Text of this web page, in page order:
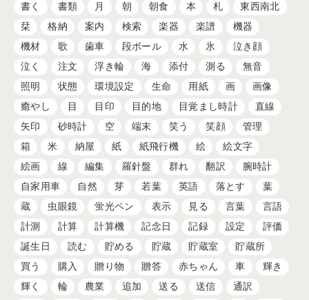
書く
書類 月 朝 朝食 本 札
東西南北
栞
格納 案内 検索 楽器 楽譜
機器
機材
歌 歯車 段ボール 水 氷
泣き顔
泣く
注文 浮き輪 海 添付 測る
無音
照明
状態 環境設定 生命 用紙 画
画像
癒やし
目 目印 目的地 目覚まし時計
直線
矢印
砂時計 空 端末 笑う 笑顔
管理
箱
米 納屋 紙 紙飛行機 絵
絵文字
絵画
線 編集 羅針盤 群れ 翻訳
腕時計
自家用車
自然 芽 若葉 英語 落とす
葉
蔵
虫眼鏡 蛍光ペン 表示 見る 言葉
言語
計測
計算 計算機 記念日 記録 設定
評価
誕生日
読む 貯める 貯蔵 貯蔵室
貯蔵所
買う
購入 贈り物 贈答 赤ちゃん 車
輝き
輝く
輪 農業 追加 送る 送信
通訳